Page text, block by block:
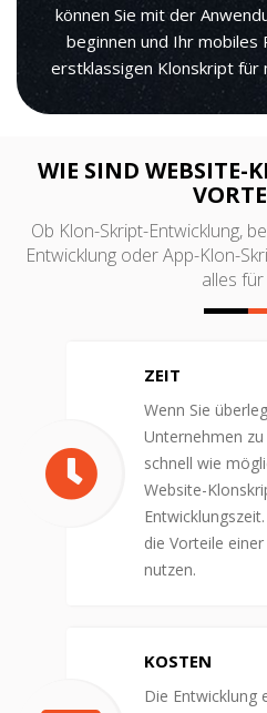
können Sie mit der
beginnen und Ihr mobiles
erstklassigen Klonskript für
WIE SIND WEBSITE-
Ob Klon-Skript-Entwicklung,
Entwicklung oder App-Klon-
alles für
ZEIT
Wenn Sie
Unternehmen
schnell wie
Website-
die Vorteile
nutzen.
KOSTEN
Die Entwicklung